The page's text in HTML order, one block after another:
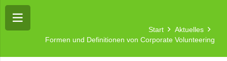
Start
Aktuelles
Formen und Definitionen von Corporate Volunteering